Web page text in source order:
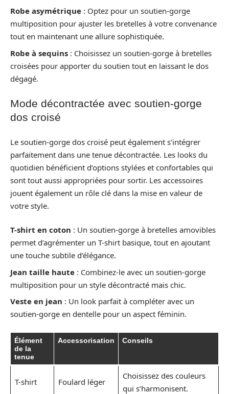
Robe asymétrique : Optez pour un soutien-gorge
multiposition pour ajuster les bretelles à votre convenance
tout en maintenant une allure sophistiquée.
Robe à sequins : Choisissez un soutien-gorge à bretelles
croisées pour apporter du soutien tout en laissant le dos
dégagé.
Mode décontractée avec soutien-gorge
dos croisé
Le soutien-gorge dos croisé peut également s’intégrer
parfaitement dans une tenue décontractée. Les looks du
quotidien bénéficient d’options stylées et confortables qui
sont tout aussi appropriées pour sortir. Les accessoires
jouent également un rôle clé dans la mise en valeur de
votre style.
T-shirt en coton : Un soutien-gorge à bretelles amovibles
permet d’agrémenter un T-shirt basique, tout en ajoutant
une touche subtile d’élégance.
Jean taille haute : Combinez-le avec un soutien-gorge
multiposition pour un style décontracté mais chic.
Veste en jean : Un look parfait à compléter avec un
soutien-gorge en dentelle pour un aspect féminin.
Élément
de la
tenue
Accessorisation Conseils
T-shirt Foulard léger
Choisissez des couleurs
qui s’harmonisent.